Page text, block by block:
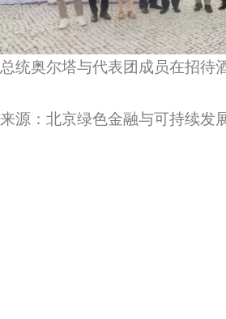
总统奥尔塔与代表团成员在招待
来源：北京绿色金融与可持续发